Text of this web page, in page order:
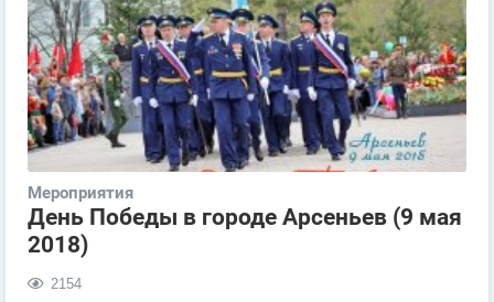
Мероприятия
День Победы в городе Арсеньев (9 мая
2018)
2154